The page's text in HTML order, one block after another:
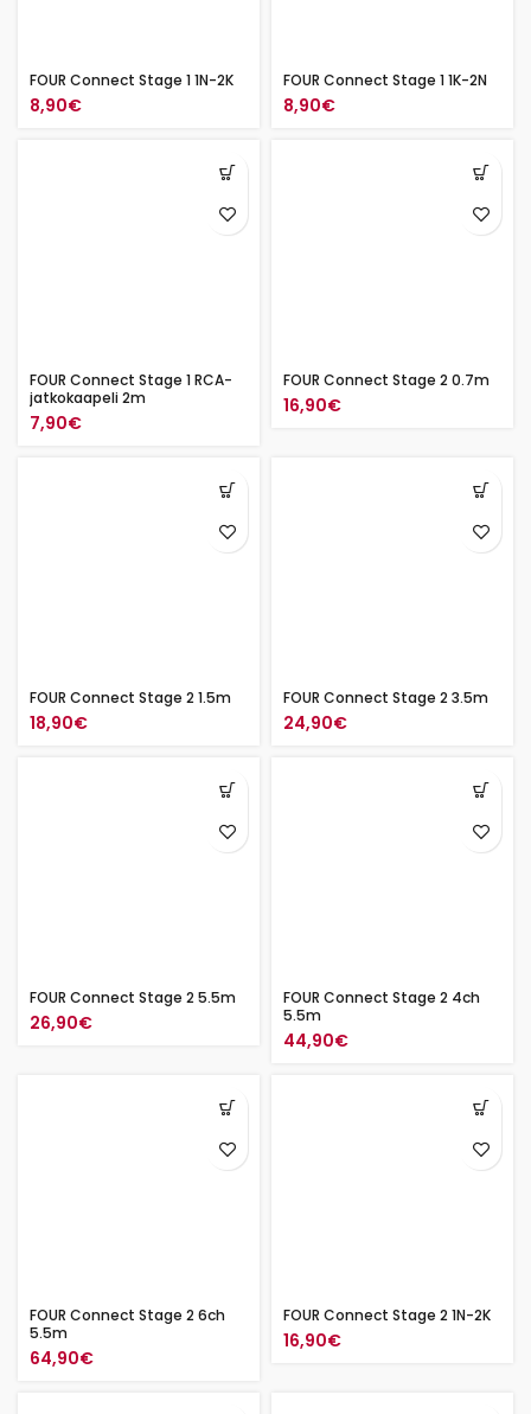
FOUR Connect Stage 1 1N-2K
8,90€
FOUR Connect Stage 1 1K-2N
8,90€
FOUR Connect Stage 1 RCA-
jatkokaapeli 2m
7,90€
FOUR Connect Stage 2 0.7m
16,90€
FOUR Connect Stage 2 1.5m
18,90€
FOUR Connect Stage 2 3.5m
24,90€
FOUR Connect Stage 2 5.5m
26,90€
FOUR Connect Stage 2 4ch
5.5m
44,90€
FOUR Connect Stage 2 6ch
5.5m
64,90€
FOUR Connect Stage 2 1N-2K
16,90€